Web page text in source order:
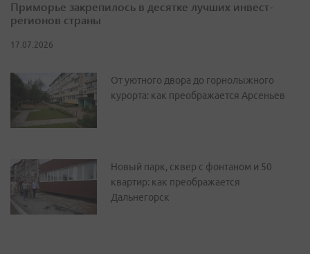
Приморье закрепилось в десятке лучших инвест-
регионов страны
17.07.2026
От уютного двора до горнолыжного
курорта: как преображается Арсеньев
Новый парк, сквер с фонтаном и 50
квартир: как преображается
Дальнегорск